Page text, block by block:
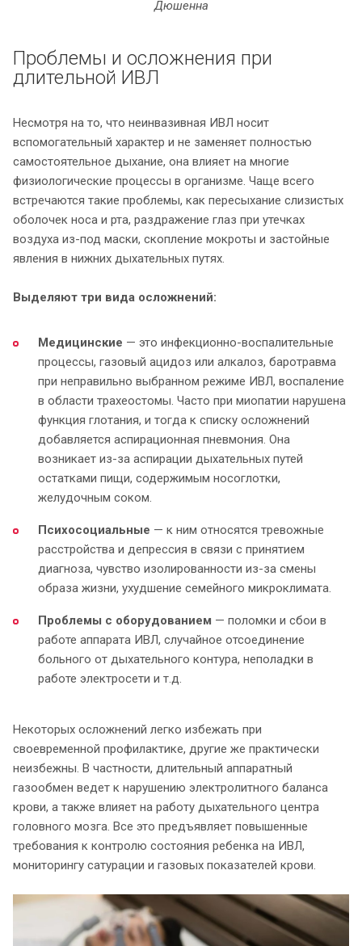
Дюшенна
Проблемы и осложнения при
длительной ИВЛ
Несмотря на то, что неинвазивная ИВЛ носит
вспомогательный характер и не заменяет полностью
самостоятельное дыхание, она влияет на многие
физиологические процессы в организме. Чаще всего
встречаются такие проблемы, как пересыхание слизистых
оболочек носа и рта, раздражение глаз при утечках
воздуха из-под маски, скопление мокроты и застойные
явления в нижних дыхательных путях.
Выделяют три вида осложнений:
Медицинские — это инфекционно-воспалительные
процессы, газовый ацидоз или алкалоз, баротравма
при неправильно выбранном режиме ИВЛ, воспаление
в области трахеостомы. Часто при миопатии нарушена
функция глотания, и тогда к списку осложнений
добавляется аспирационная пневмония. Она
возникает из-за аспирации дыхательных путей
остатками пищи, содержимым носоглотки,
желудочным соком.
Психосоциальные — к ним относятся тревожные
расстройства и депрессия в связи с принятием
диагноза, чувство изолированности из-за смены
образа жизни, ухудшение семейного микроклимата.
Проблемы с оборудованием — поломки и сбои в
работе аппарата ИВЛ, случайное отсоединение
больного от дыхательного контура, неполадки в
работе электросети и т.д.
Некоторых осложнений легко избежать при
своевременной профилактике, другие же практически
неизбежны. В частности, длительный аппаратный
газообмен ведет к нарушению электролитного баланса
крови, а также влияет на работу дыхательного центра
головного мозга. Все это предъявляет повышенные
требования к контролю состояния ребенка на ИВЛ,
мониторингу сатурации и газовых показателей крови.